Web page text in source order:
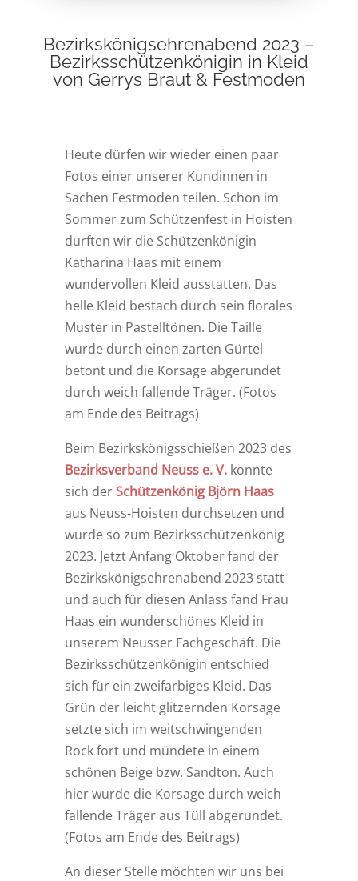
Bezirkskönigsehrenabend 2023 –
Bezirksschützenkönigin in Kleid
von Gerrys Braut & Festmoden
Heute dürfen wir wieder einen paar
Fotos einer unserer Kundinnen in
Sachen Festmoden teilen. Schon im
Sommer zum Schützenfest in Hoisten
durften wir die Schützenkönigin
Katharina Haas mit einem
wundervollen Kleid ausstatten. Das
helle Kleid bestach durch sein florales
Muster in Pastelltönen. Die Taille
wurde durch einen zarten Gürtel
betont und die Korsage abgerundet
durch weich fallende Träger. (Fotos
am Ende des Beitrags)
Beim Bezirkskönigsschießen 2023 des
Bezirksverband Neuss e. V.konnte
sich derSchützenkönig Björn Haas
aus Neuss-Hoisten durchsetzen und
wurde so zum Bezirksschützenkönig
2023. Jetzt Anfang Oktober fand der
Bezirkskönigsehrenabend 2023 statt
und auch für diesen Anlass fand Frau
Haas ein wunderschönes Kleid in
unserem Neusser Fachgeschäft. Die
Bezirksschützenkönigin entschied
sich für ein zweifarbiges Kleid. Das
Grün der leicht glitzernden Korsage
setzte sich im weitschwingenden
Rock fort und mündete in einem
schönen Beige bzw. Sandton. Auch
hier wurde die Korsage durch weich
fallende Träger aus Tüll abgerundet.
(Fotos am Ende des Beitrags)
An dieser Stelle möchten wir uns bei